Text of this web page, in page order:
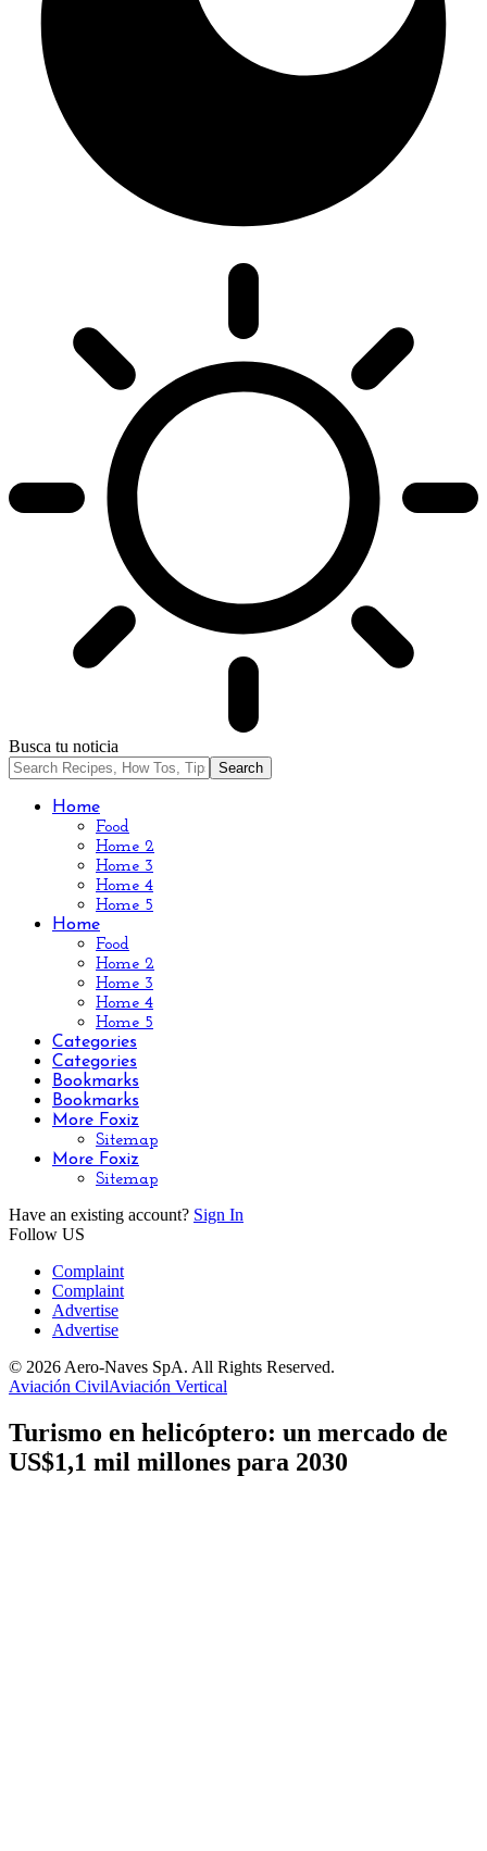
Busca tu noticia
Home
Food
Home 2
Home 3
Home 4
Home 5
Home
Food
Home 2
Home 3
Home 4
Home 5
Categories
Categories
Bookmarks
Bookmarks
More Foxiz
Sitemap
More Foxiz
Sitemap
Have an existing account? Sign In
Follow US
Complaint
Complaint
Advertise
Advertise
© 2026 Aero-Naves SpA. All Rights Reserved.
Aviación CivilAviación Vertical
Turismo en helicóptero: un mercado de
US$1,1 mil millones para 2030